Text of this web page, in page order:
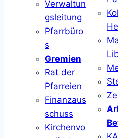
Verwaltun
gsleitung
Pfarrbüro
s
Gremien
Rat der
Pfarreien
Finanzaus
schuss
Kirchenvo